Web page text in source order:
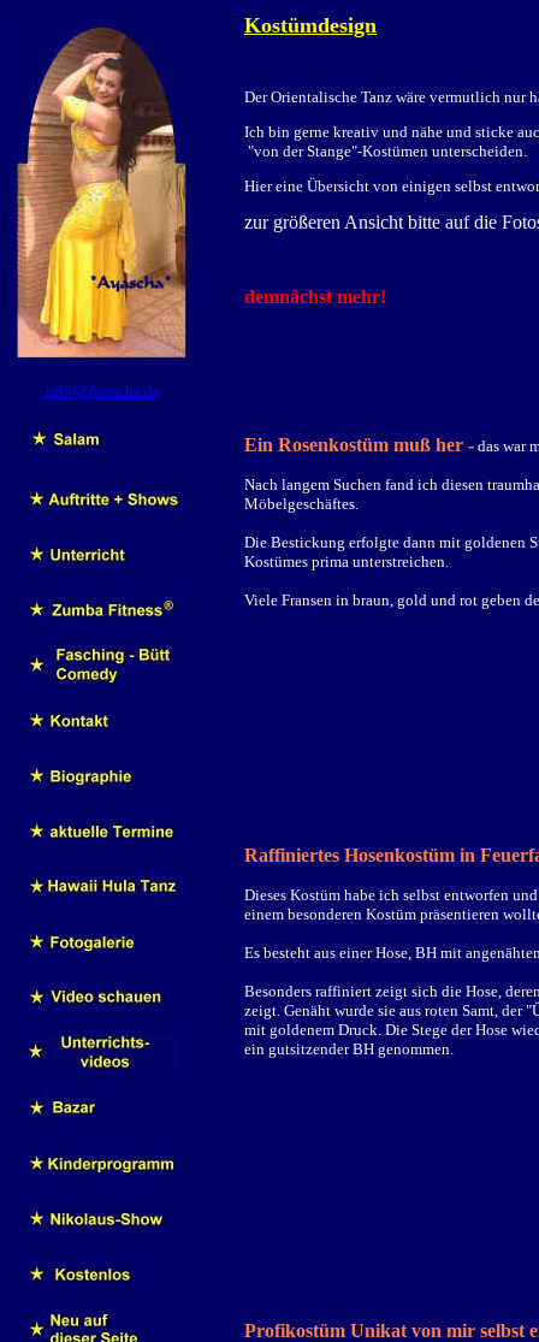
info@Ayascha.de
Kostümdesign
Der Orientalische Tanz wäre vermutlich nur
Ich bin gerne kreativ und nähe und sticke
"von der Stange"-Kostümen unterscheiden.
Hier eine Übersicht von einigen selbst
zur größeren Ansicht bitte auf die
demnächst mehr!
Ein Rosenkostüm muß her - das war
Nach langem Suchen fand ich diesen
Möbelgeschäftes.
Die Bestickung erfolgte dann mit goldenen
Kostümes prima unterstreichen.
Viele Fransen in braun, gold und rot geben
Raffiniertes Hosenkostüm in
Dieses Kostüm habe ich selbst entworfen
einem besonderen Kostüm präsentieren
Es besteht aus einer Hose, BH mit
Besonders raffiniert zeigt sich die Hose,
zeigt. Genäht wurde sie aus roten Samt, der
mit goldenem Druck. Die Stege der Hose
ein gutsitzender BH genommen.
Profikostüm Unikat von mir selbst